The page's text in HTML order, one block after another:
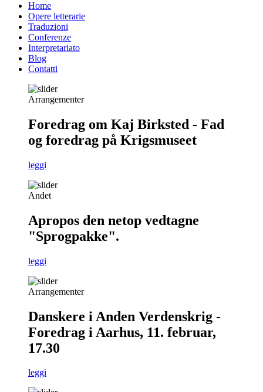
principale
Primær
navigation
Home
Opere letterarie
Traduzioni
Conferenze
Interpretariato
Blog
Contatti
Arrangementer
Foredrag om Kaj Birksted - Fad
og foredrag på Krigsmuseet
leggi
Andet
Apropos den netop vedtagne
"Sprogpakke".
leggi
Arrangementer
Danskere i Anden Verdenskrig -
Foredrag i Aarhus, 11. februar,
17.30
leggi